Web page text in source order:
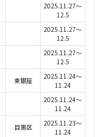
2025.11.27～
12.5
2025.11.27～
12.5
2025.11.27～
12.5
東銀座
2025.11.24～
11.24
2025.11.24～
11.24
目黒区
2025.11.23～
11.24